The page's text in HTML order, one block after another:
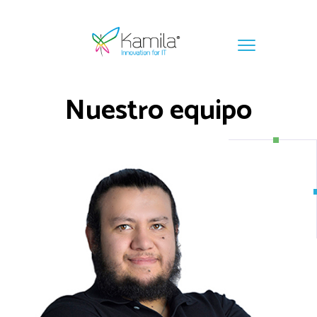
Nuestro equipo